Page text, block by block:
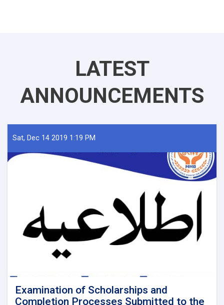
LATEST
ANNOUNCEMENTS
Sat, Dec 14 2019 1:19 PM
Examination of Scholarships and
Completion Processes Submitted to the